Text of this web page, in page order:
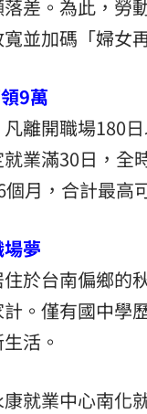
差。為此，勞
並加碼「婦女
9萬
離開職場180
業滿30日，
月，合計最高
夢
於台南偏鄉的
。僅有國中學
活。
就業中心南化